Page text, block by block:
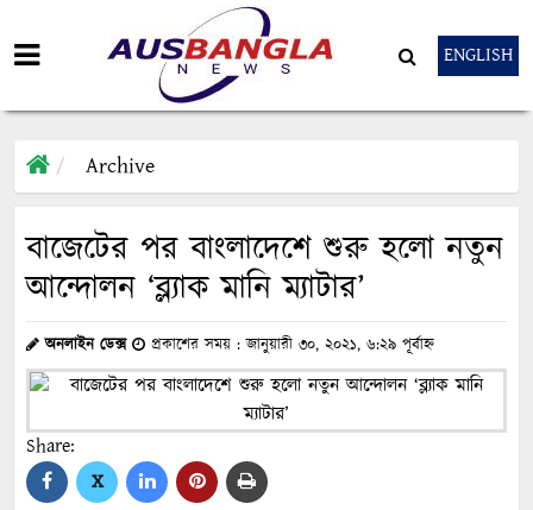
ENGLISH
Archive
বাজেটের পর বাংলাদেশে শুরু হলো নতুন
আন্দোলন ‘ব্ল্যাক মানি ম্যাটার’
অনলাইন ডেক্স প্রকাশের সময় : জানুয়ারী ৩০, ২০২১, ৬:২৯ পূর্বাহ্ন
Share:
X